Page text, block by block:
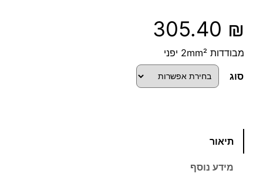
305.40 ₪
מבודדות 2mm² יפני
סוג
כ
ו
תיאור
מידע נוסף